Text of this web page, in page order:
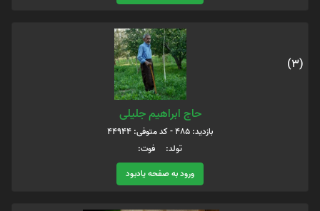
(3)
حاج ابراهیم جلیلی
بازدید: 485 - کد متوفی: 44944
تولد: فوت:
ورود به صفحه یادبود